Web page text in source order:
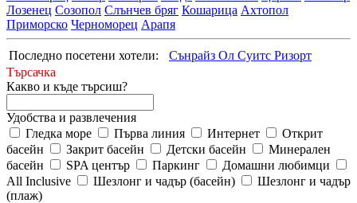
Лозенец Созопол Слънчев бряг Кошарица Ахтопол
Приморско Черноморец Арапя
Последно посетени хотели:
Сънрайз Ол Суитс Ризорт
Търсачка
Какво и къде търсиш?
Удобства и развлечения
Гледка море
Първа линия Интернет
Открит
басейн
Закрит басейн Детски басейн
Минерален
басейн
SPA център Паркинг
Домашни любимци
All Inclusive
Шезлонг и чадър (басейн)
Шезлонг и чадър
(плаж)